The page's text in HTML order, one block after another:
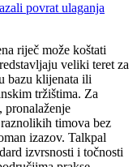
povrat ulaganja
riječ može koštati
veliki teret za
bazu klijenata ili
tržištima. Za
pronalaženje
timova bez
izazov. Talkpal
izvrsnosti i točnosti